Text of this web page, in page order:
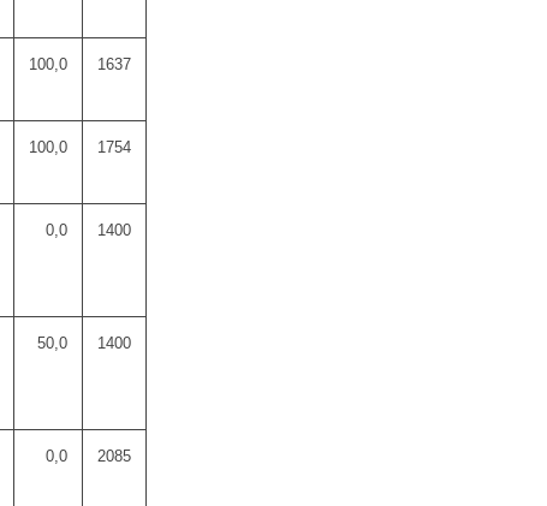
100,0 1637
100,0 1754
0,0 1400
50,0 1400
0,0 2085